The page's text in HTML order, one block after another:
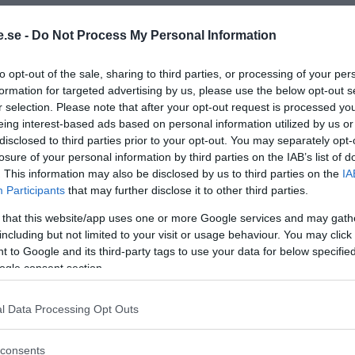
- Do Not Process My Personal Information
opt-out of the sale, sharing to third parties, or processing of your
for targeted advertising by us, please use the below opt-out
selection. Please note that after your opt-out request is processed
interest-based ads based on personal information utilized by us
to third parties prior to your opt-out. You may separately
of your personal information by third parties on the IAB’s list of
This information may also be disclosed by us to third parties on the
Participants that may further disclose it to other third parties.
that this website/app uses one or more Google services and may
but not limited to your visit or usage behaviour. You may
to Google and its third-party tags to use your data for below
consent section.
Data Processing Opt Outs
Försvarsmakten en NATO-
i maj. Det blev gravar för 500
mot Ryssland. Försvaret
moment”och brigadgeneral
övning”.
fiktiva soldater som dött i strid i
soldater från andra länder låg i
övningen om hur man ska förbereda
stupade i strid och lära präster att
Stensövar på plats. Kyrkoherden
och ovilliga att besvara Stensös